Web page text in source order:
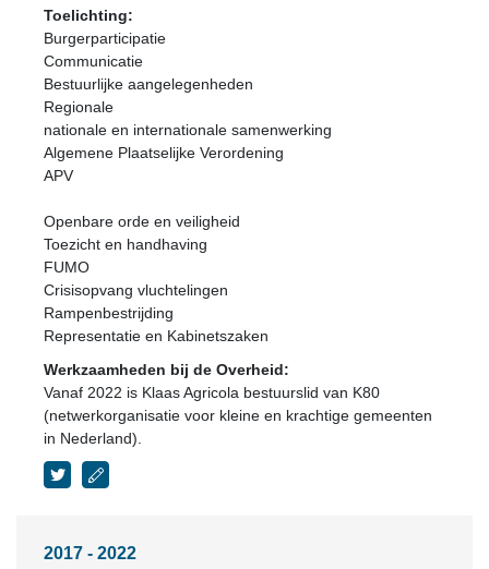
Toelichting:
Burgerparticipatie
Communicatie
Bestuurlijke aangelegenheden
Regionale
nationale en internationale samenwerking
Algemene Plaatselijke Verordening
APV
Openbare orde en veiligheid
Toezicht en handhaving
FUMO
Crisisopvang vluchtelingen
Rampenbestrijding
Representatie en Kabinetszaken
Werkzaamheden bij de Overheid:
Vanaf 2022 is Klaas Agricola bestuurslid van K80
(netwerkorganisatie voor kleine en krachtige gemeenten
in Nederland).
2017 - 2022